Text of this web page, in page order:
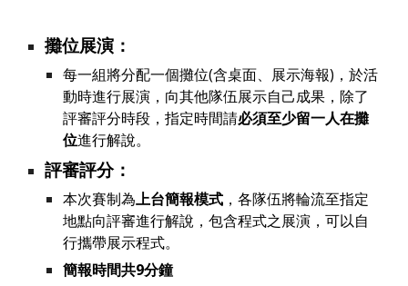
攤位展演：
每一組將分配一個攤位(含桌面、展示海報)，於活
動時進行展演，向其他隊伍展示自己成果，除了
評審評分時段，指定時間請必須至少留一人在攤
位進行解說。
評審評分：
本次賽制為上台簡報模式 ，各隊伍將輪流至指定
地點向評審進行解說，包含程式之展演，可以自
行攜帶展示程式。
簡報時間共9分鐘